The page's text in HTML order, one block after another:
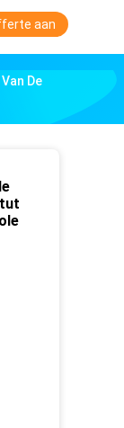
aan
De